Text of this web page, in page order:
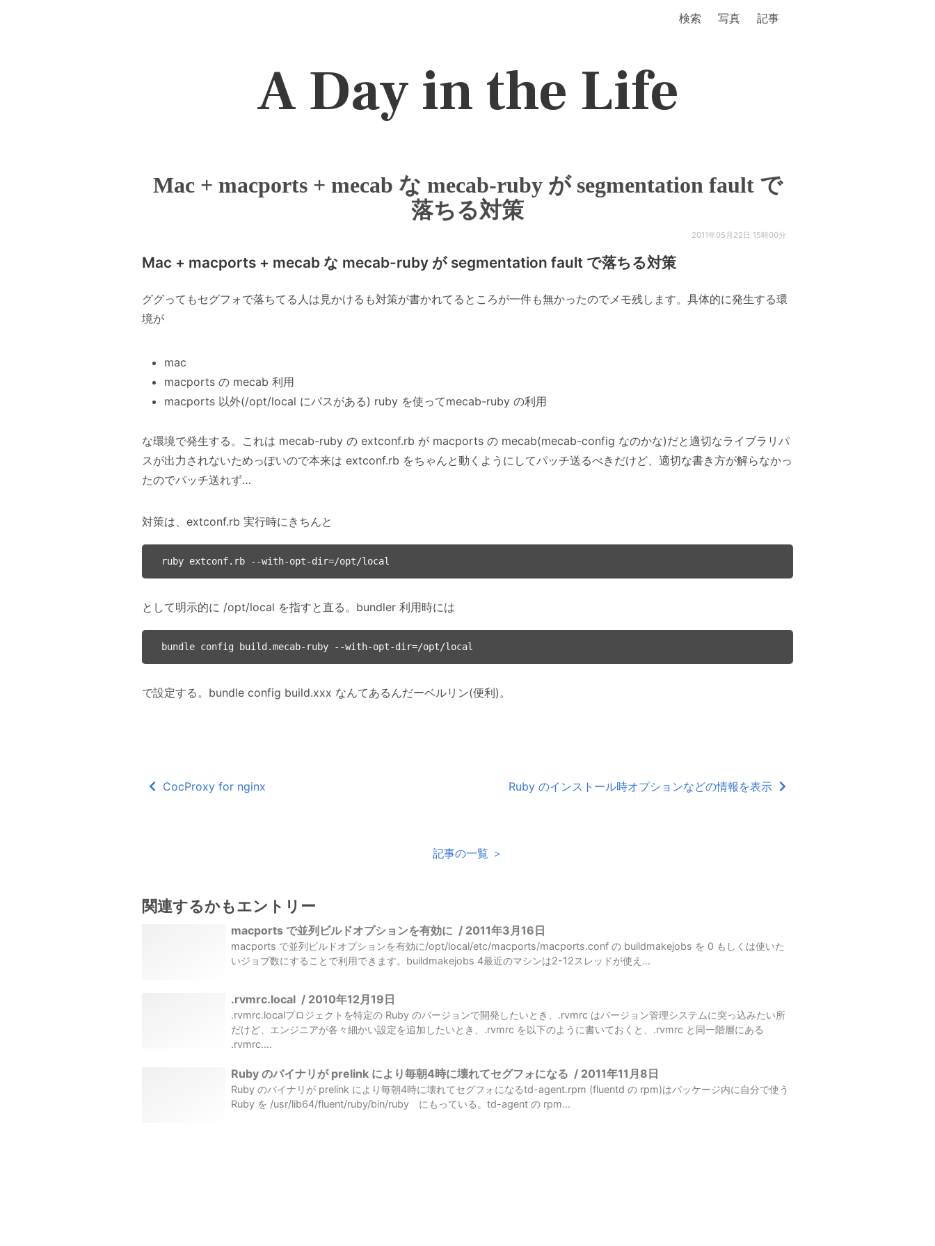
検索 写真 記事
A Day in the Life
Mac + macports + mecab な mecab-ruby が segmentation fault で
落ちる対策
2011年05月22日 15時00分
Mac + macports + mecab な mecab-ruby が segmentation fault で落ちる対策
ググってもセグフォで落ちてる人は見かけるも対策が書かれてるところが一件も無かったのでメモ残します。具体的に発生する環
境が
mac
macports の mecab 利用
macports 以外(/opt/local にパスがある) ruby を使ってmecab-ruby の利用
な環境で発生する。これは mecab-ruby の extconf.rb が macports の mecab(mecab-config なのかな)だと適切なライブラリパ
スが出力されないためっぽいので本来は extconf.rb をちゃんと動くようにしてパッチ送るべきだけど、適切な書き方が解らなかっ
たのでパッチ送れず…
対策は、extconf.rb 実行時にきちんと
として明示的に /opt/local を指すと直る。bundler 利用時には
で設定する。bundle config build.xxx なんてあるんだーベルリン(便利)。
CocProxy for nginx Ruby のインストール時オプションなどの情報を表示
記事の一覧 ＞
関連するかもエントリー
macports で並列ビルドオプションを有効に / 2011年3月16日
macports で並列ビルドオプションを有効に/opt/local/etc/macports/macports.conf の buildmakejobs を 0 もしくは使いた
いジョブ数にすることで利用できます。buildmakejobs 4最近のマシンは2-12スレッドが使え...
.rvmrc.local / 2010年12月19日
.rvmrc.localプロジェクトを特定の Ruby のバージョンで開発したいとき、.rvmrc はバージョン管理システムに突っ込みたい所
だけど、エンジニアが各々細かい設定を追加したいとき、.rvmrc を以下のように書いておくと、.rvmrc と同一階層にある
.rvmrc....
Ruby のバイナリが prelink により毎朝4時に壊れてセグフォになる / 2011年11月8日
Ruby のバイナリが prelink により毎朝4時に壊れてセグフォになるtd-agent.rpm (fluentd の rpm)はパッケージ内に自分で使う
Ruby を /usr/lib64/fluent/ruby/bin/ruby にもっている。td-agent の rpm...